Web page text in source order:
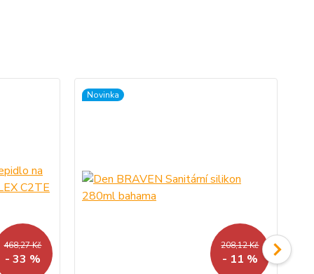
468,27 Kč
- 33 %
Novinka
208,12 Kč
- 11 %